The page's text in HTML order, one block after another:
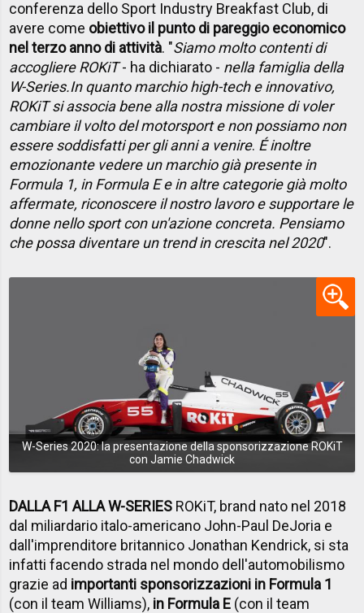
conferenza dello Sport Industry Breakfast Club, di
avere come obiettivo il punto di pareggio economico
nel terzo anno di attività. "Siamo molto contenti di
accogliere ROKiT- ha dichiarato - nella famiglia della
W-Series.In quanto marchio high-tech e innovativo,
ROKiT si associa bene alla nostra missione di voler
cambiare il volto del motorsport e non possiamo non
essere soddisfatti per gli anni a venire. É inoltre
emozionante vedere un marchio già presente in
Formula 1, in Formula E e in altre categorie già molto
affermate, riconoscere il nostro lavoro e supportare le
donne nello sport con un'azione concreta. Pensiamo
che possa diventare un trend in crescita nel 2020".
W-Series 2020: la presentazione della sponsorizzazione ROKiT
con Jamie Chadwick
DALLA F1 ALLA W-SERIES ROKiT, brand nato nel 2018
dal miliardario italo-americano John-Paul DeJoria e
dall'imprenditore britannico Jonathan Kendrick, si sta
infatti facendo strada nel mondo dell'automobilismo
grazie ad importanti sponsorizzazioni in Formula 1
(con il team Williams), in Formula E (con il team